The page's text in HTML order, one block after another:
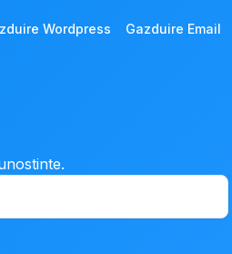
Wordpress Gazduire Email